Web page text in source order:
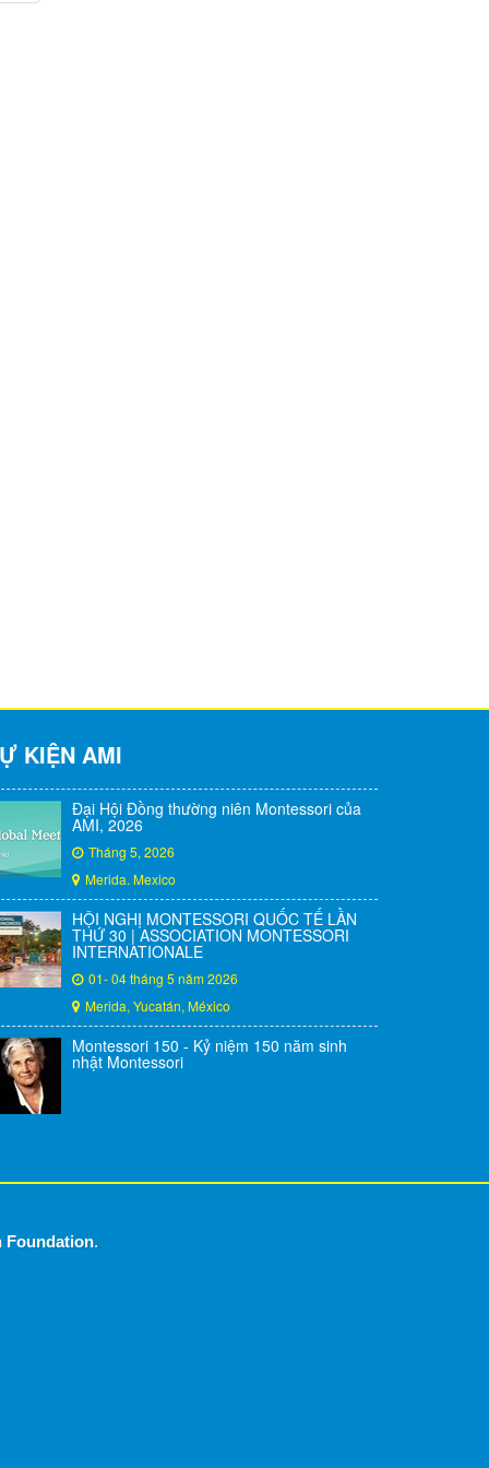
KIỆN AMI
Đại Hội Đồng thường niên Montessori của
AMI, 2026
Tháng 5, 2026
Merida. Mexico
HỘI NGHỊ MONTESSORI QUỐC TẾ LẦN
THỨ 30 | ASSOCIATION MONTESSORI
INTERNATIONALE
01- 04 tháng 5 năm 2026
Merida, Yucatán, México
Montessori 150 - Kỷ niệm 150 năm sinh
nhật Montessori
Foundation.